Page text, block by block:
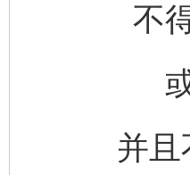
不
并
完善运行机制助力责